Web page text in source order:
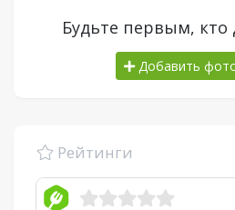
Будьте первым, кто
Добавить
Рейтинги